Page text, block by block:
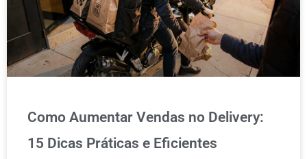
Como Aumentar Vendas no Delivery:
15 Dicas Práticas e Eficientes